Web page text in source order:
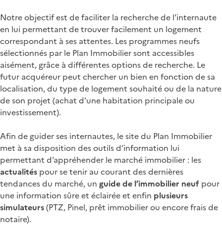
Notre objectif est de faciliter la recherche de l’internaute
en lui permettant de trouver facilement un logement
correspondant à ses attentes. Les programmes neufs
sélectionnés par le Plan Immobilier sont accessibles
aisément, grâce à différentes options de recherche. Le
futur acquéreur peut chercher un bien en fonction de sa
localisation, du type de logement souhaité ou de la nature
de son projet (achat d’une habitation principale ou
investissement).
Afin de guider ses internautes, le site du Plan Immobilier
met à sa disposition des outils d’information lui
permettant d’appréhender le marché immobilier : les
actualités pour se tenir au courant des dernières
tendances du marché, un guide de l’immobilier neuf pour
une information sûre et éclairée et enfin plusieurs
simulateurs(PTZ, Pinel, prêt immobilier ou encore frais de
notaire).